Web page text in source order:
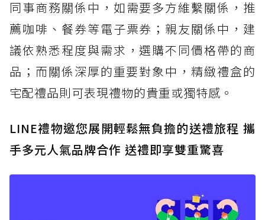
同事商務關係中，如需要多方維繫關係，推
薦咖啡、餐券等電子票券；親友關係中，建
議依熟悉程度與需求，選購不同價格帶的商
品；而關係深厚的重要對象中，精緻禮盒的
宅配禮品則可表現禮物的貴重或獨特感。
LINE禮物邀您展開輕鬆無負擔的送禮旅程 攜
手多元人氣品牌合作 送禮即享雙重驚喜